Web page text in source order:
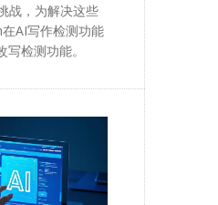
战，为解决这些
AI写作检测功能
检测功能。